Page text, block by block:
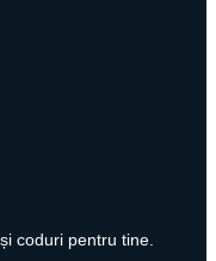
coduri pentru tine.